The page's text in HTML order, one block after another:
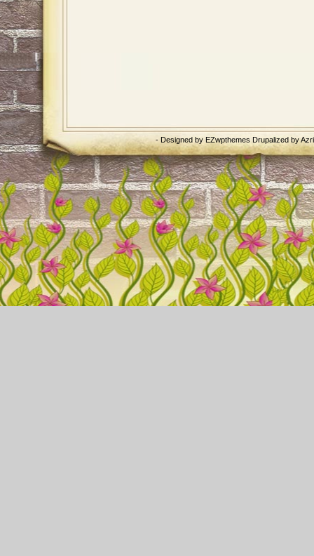
- Designed byEZwpthemesDrupalized by